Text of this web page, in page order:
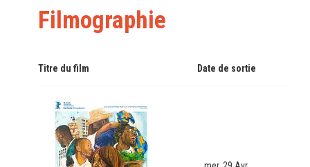
Filmographie
Titre du film Date de sortie